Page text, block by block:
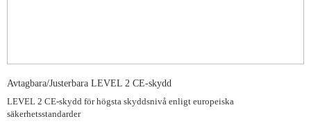
Avtagbara/Justerbara LEVEL 2 CE-skydd
LEVEL 2 CE-skydd för högsta skyddsnivå enligt europeiska
säkerhetsstandarder